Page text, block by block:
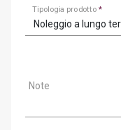
Tipologia prodotto*
Noleggio a lungo
Note